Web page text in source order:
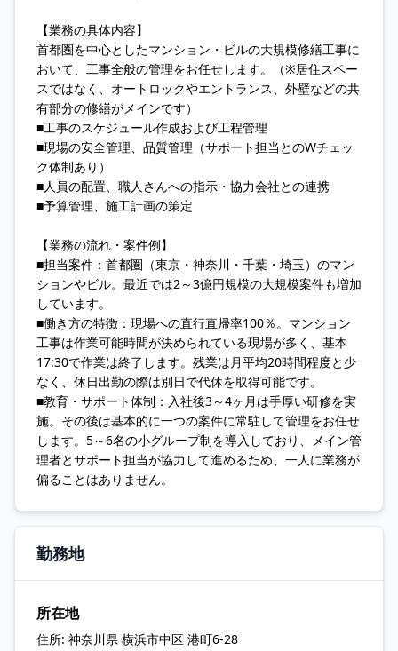
【業務の具体内容】
首都圏を中心としたマンション・ビルの大規模修繕工事に
おいて、工事全般の管理をお任せします。（※居住スペー
スではなく、オートロックやエントランス、外壁などの共
有部分の修繕がメインです）
■工事のスケジュール作成および工程管理
■現場の安全管理、品質管理（サポート担当とのWチェッ
ク体制あり）
■人員の配置、職人さんへの指示・協力会社との連携
■予算管理、施工計画の策定
【業務の流れ・案件例】
■担当案件：首都圏（東京・神奈川・千葉・埼玉）のマン
ションやビル。最近では2～3億円規模の大規模案件も増加
しています。
■働き方の特徴：現場への直行直帰率100％。マンション
工事は作業可能時間が決められている現場が多く、基本
17:30で作業は終了します。残業は月平均20時間程度と少
なく、休日出勤の際は別日で代休を取得可能です。
■教育・サポート体制：入社後3～4ヶ月は手厚い研修を実
施。その後は基本的に一つの案件に常駐して管理をお任せ
します。5～6名の小グループ制を導入しており、メイン管
理者とサポート担当が協力して進めるため、一人に業務が
偏ることはありません。
勤務地
所在地
住所: 神奈川県 横浜市中区 港町6-28